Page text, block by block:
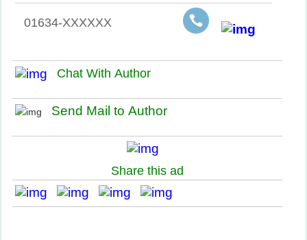
01634-XXXXXX
Chat With Author
Send Mail to Author
Share this ad